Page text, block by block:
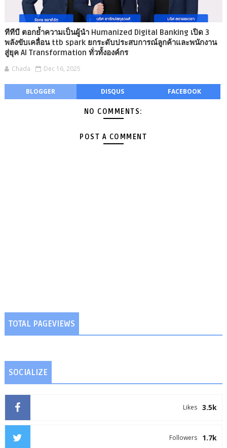
ทีทีบี ตอกย้ำความเป็นผู้นำ Humanized Digital Banking เปิด 3
พลังขับเคลื่อน ttb spark ยกระดับประสบการณ์ลูกค้าและพนักงาน
สู่ยุค AI Transformation ทั่วทั้งองค์กร
Chada Dec 16, 2025
BLOGGER DISQUS FACEBOOK
NO COMMENTS:
POST A COMMENT
TOTAL PAGEVIEWS
SOCIALIZE
3.5k
Likes
1.7k
Followers